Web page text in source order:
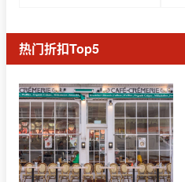
热门折扣Top5